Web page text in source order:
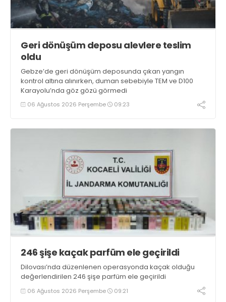
Geri dönüşüm deposu alevlere teslim
oldu
Gebze’de geri dönüşüm deposunda çıkan yangın
kontrol altına alınırken, duman sebebiyle TEM ve D100
Karayolu’nda göz gözü görmedi
06 Ağustos 2026 Perşembe 09:23
246 şişe kaçak parfüm ele geçirildi
Dilovası’nda düzenlenen operasyonda kaçak olduğu
değerlendirilen 246 şişe parfüm ele geçirildi
06 Ağustos 2026 Perşembe 09:21